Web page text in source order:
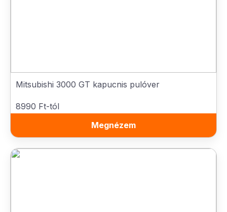
Mitsubishi 3000 GT kapucnis pulóver
8990 Ft-tól
Megnézem